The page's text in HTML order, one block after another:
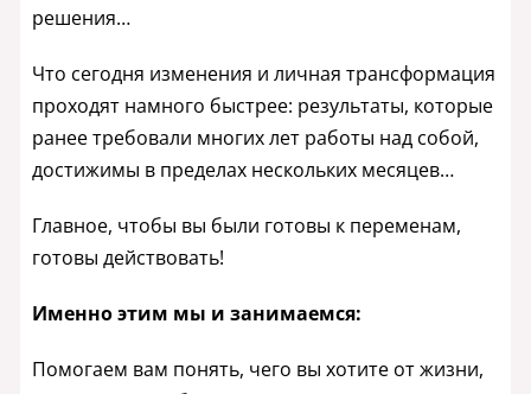
решения…
Что сегодня изменения и личная трансформация
проходят намного быстрее: результаты, которые
ранее требовали многих лет работы над собой,
достижимы в пределах нескольких месяцев…
Главное, чтобы вы были готовы к переменам,
готовы действовать!
Именно этим мы и занимаемся:
Помогаем вам понять, чего вы хотите от жизни,